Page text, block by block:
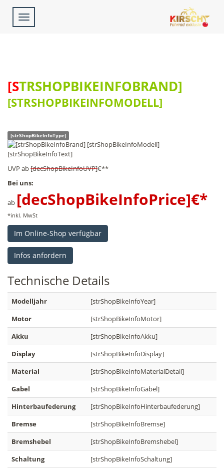
Toggle
navigation
[STRSHOPBIKEINFOBRAND]
[STRSHOPBIKEINFOMODELL]
[strShopBikeInfoType]
[strShopBikeInfoText]
UVP ab[decShopBikeInfoUVP]€**
Bei uns:
ab [decShopBikeInfoPrice]€*
*inkl. MwSt
Im Online-Shop verfügbar
Infos anfordern
Technische Details
Modelljahr
[strShopBikeInfoYear]
Motor
[strShopBikeInfoMotor]
Akku
[strShopBikeInfoAkku]
Display
[strShopBikeInfoDisplay]
Material
[strShopBikeInfoMaterialDetail]
Gabel
[strShopBikeInfoGabel]
Hinterbaufederung
[strShopBikeInfoHinterbaufederung]
Bremse
[strShopBikeInfoBremse]
Bremshebel
[strShopBikeInfoBremshebel]
Schaltung
[strShopBikeInfoSchaltung]